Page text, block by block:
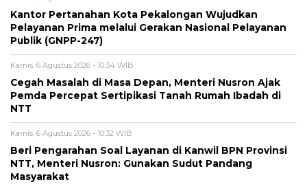
Kantor Pertanahan Kota Pekalongan Wujudkan
Pelayanan Prima melalui Gerakan Nasional Pelayanan
Publik (GNPP-247)
Kamis, 6 Agustus 2026 - 10:34 WIB
Cegah Masalah di Masa Depan, Menteri Nusron Ajak
Pemda Percepat Sertipikasi Tanah Rumah Ibadah di
NTT
Kamis, 6 Agustus 2026 - 10:32 WIB
Beri Pengarahan Soal Layanan di Kanwil BPN Provinsi
NTT, Menteri Nusron: Gunakan Sudut Pandang
Masyarakat